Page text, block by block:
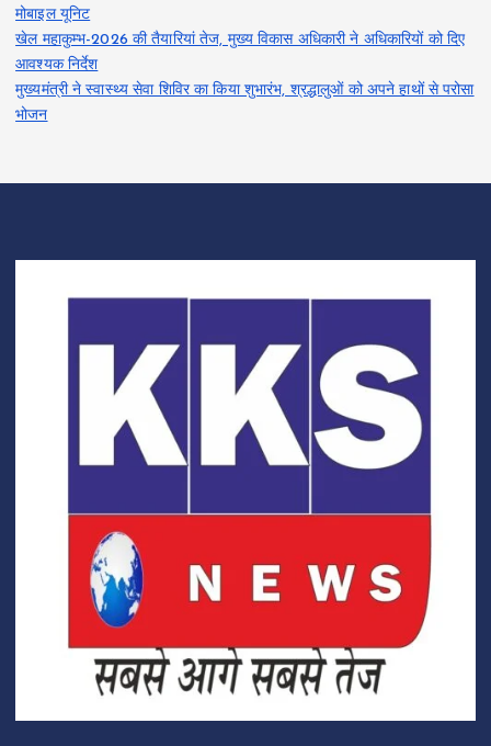
मोबाइल यूनिट
खेल महाकुम्भ-2026 की तैयारियां तेज, मुख्य विकास अधिकारी ने अधिकारियों को दिए
आवश्यक निर्देश
मुख्यमंत्री ने स्वास्थ्य सेवा शिविर का किया शुभारंभ, श्रद्धालुओं को अपने हाथों से परोसा
भोजन